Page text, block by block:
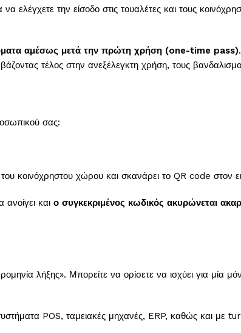
την είσοδο στις τουαλέτες και τους
αμέσως μετά την πρώτη χρήση (one-time pass)
τέλος στην ανεξέλεγκτη χρήση, τους
σας:
κοινόχρηστου χώρου και σκανάρει το QR code στον
και ο συγκεκριμένος κωδικός ακυρώνεται
λήξης». Μπορείτε να ορίσετε να ισχύει για μία
POS, ταμειακές μηχανές, ERP, καθώς και με